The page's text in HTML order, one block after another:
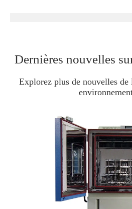
Dernières nouvelles
Explorez plus de nouvelles de